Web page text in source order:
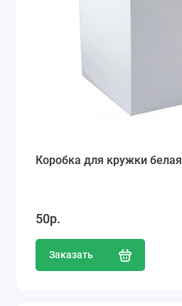
Коробка для кружки белая
50р.
Заказать